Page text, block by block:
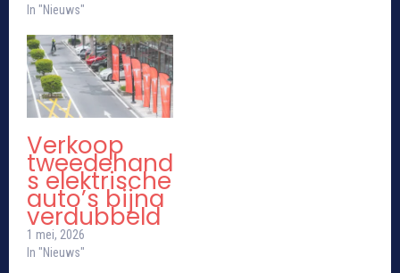
In "Nieuws"
Verkoop
tweedehand
s elektrische
auto’s bijna
verdubbeld
1 mei, 2026
In "Nieuws"